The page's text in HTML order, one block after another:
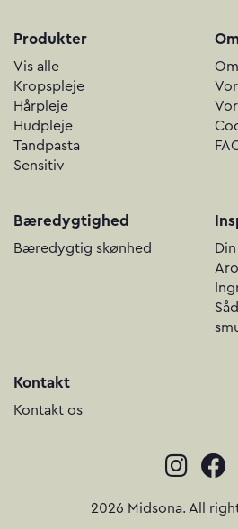
Produkter
Vis alle
Kropspleje
Hårpleje
Hudpleje
Tandpasta
Sensitiv
Bæredygtighed
Bæredygtig skønhed
Kontakt
Kontakt os
2026 Midsona. All